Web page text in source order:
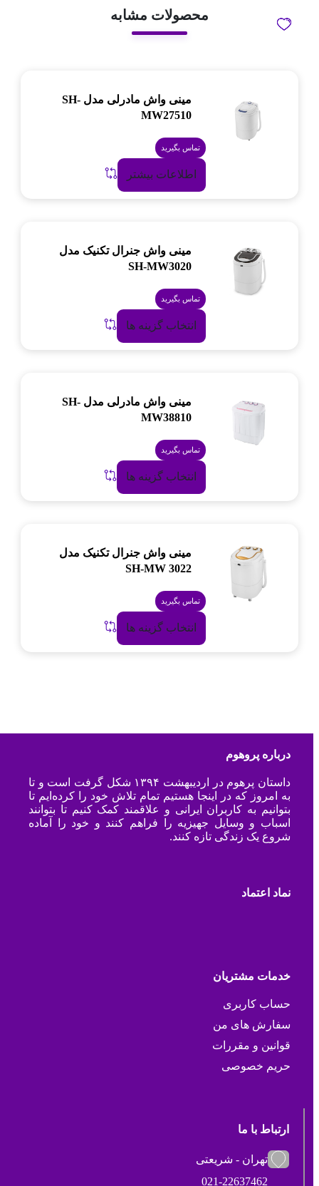
محصولات مشابه
مینی واش مادرلی مدل SH-
MW27510
تماس بگیرید
اطلاعات بیشتر
مینی واش جنرال تکنیک مدل
SH-MW3020
تماس بگیرید
انتخاب گزینه ها
مینی واش مادرلی مدل SH-
MW38810
تماس بگیرید
انتخاب گزینه ها
مینی واش جنرال تکنیک مدل
SH-MW 3022
تماس بگیرید
انتخاب گزینه ها
درباره پروهوم
داستان پرهوم در اردیبهشت ۱۳۹۴ شکل گرفت است و تا
به امروز که در اینجا هستیم تمام تلاش خود را کرده‌ایم تا
بتوانیم به کاربران ایرانی و علاقمند کمک کنیم تا بتوانند
اسباب و وسایل جهیزیه را فراهم کنند و خود را آماده
شروع یک زندگی تازه کنند.
نماد اعتماد
خدمات مشتریان
حساب کاربری
سفارش های من
قوانین و مقررات
حریم خصوصی
ارتباط با ما
تهران - شریعتی
021-22637462